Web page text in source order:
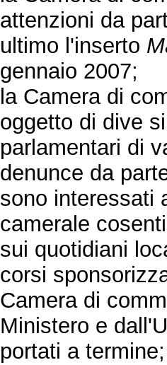
attenzioni da
ultimo l'inserto
gennaio 2007;
la Camera di
oggetto di dive
parlamentari di
denunce da
sono interessati
camerale
sui quotidiani
corsi
Camera di
Ministero e
portati a termine;